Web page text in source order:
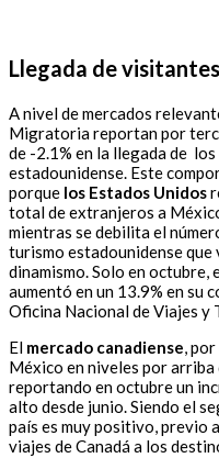
Llegada de
A nivel de mercados
Migratoria reportan por
de -2.1% en la llegada de
estadounidense. Este
porque los Estados Unidos
total de extranjeros a
mientras se debilita el
turismo estadounidense que
dinamismo. Solo en
aumentó en un 13.9% en su
Oficina Nacional de Viajes y
El mercado canadiense,
México en niveles por arriba
reportando en octubre un
alto desde junio. Siendo el
país es muy positivo, previo
viajes de Canadá a los